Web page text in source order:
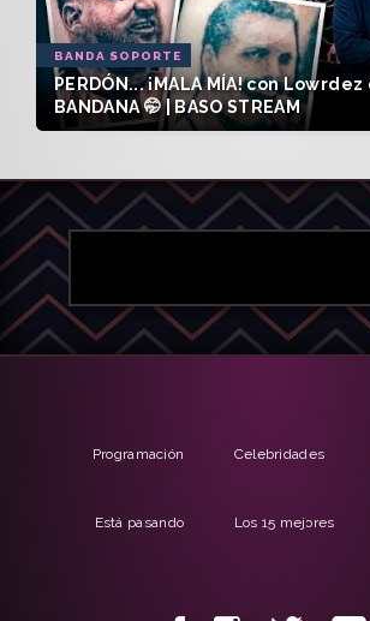
BANDA SOPORTE
PERDÓN... ¡MALA MÍA! con Lowrdez
BANDANA 🤭 | BASO STREAM
Programación Celebridades
Está pasando Los 15 mejores